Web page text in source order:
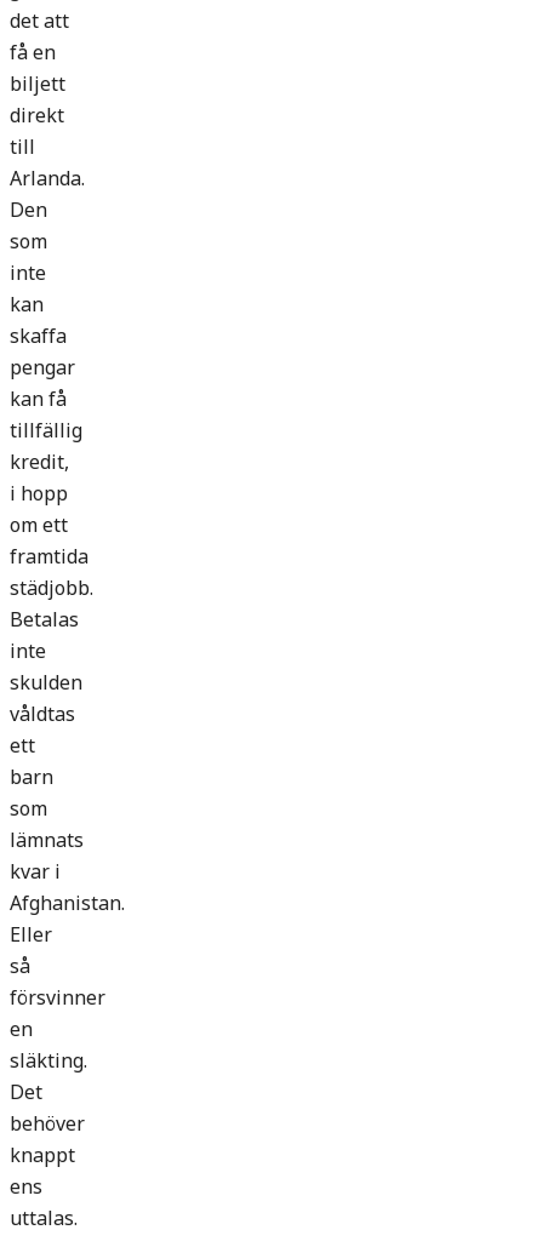
det att
få en
biljett
direkt
till
Arlanda.
Den
som
inte
kan
skaffa
pengar
kan få
tillfällig
kredit,
i hopp
om ett
framtida
städjobb.
Betalas
inte
skulden
våldtas
ett
barn
som
lämnats
kvar i
Afghanistan.
Eller
så
försvinner
en
släkting.
Det
behöver
knappt
ens
uttalas.